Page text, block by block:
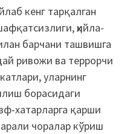
кенг тарқалган
ҳийла-
барчани ташвишга
ривожи ва террорчи
уларнинг
борасидаги
хатарларга қарши
чоралар кўриш